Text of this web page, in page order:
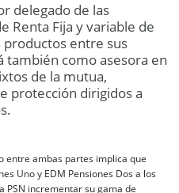
delegado de las
Renta Fija y variable de
productos entre sus
también como asesora en
de la mutua,
protección dirigidos a
entre ambas partes implica que
Uno y EDM Pensiones Dos a los
PSN incrementar su gama de